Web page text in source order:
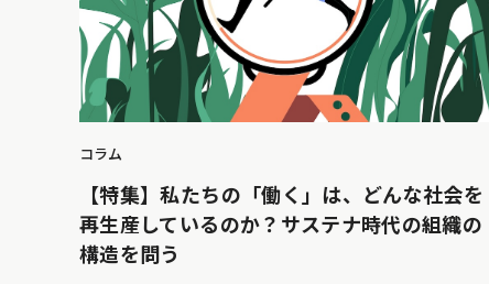
コラム
【特集】私たちの「働く」は、どんな社会を
再生産しているのか？サステナ時代の組織の
構造を問う